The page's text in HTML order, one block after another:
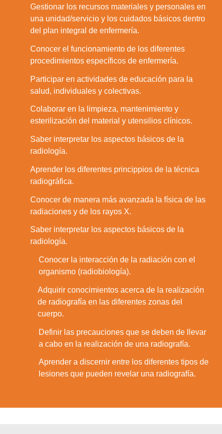
Gestionar los recursos materiales y personales en
una unidad/servicio y los cuidados básicos dentro
del plan integral de enfermería.
Conocer el funcionamiento de los diferentes
procedimientos específicos de enfermería.
Participar en actividades de educación para la
salud, individuales y colectivas.
Colaborar en la limpieza, mantenimiento y
esterilización del material y utensilios clínicos.
Saber interpretar los aspectos básicos de la
radiología.
Aprender los diferentes princippios de la técnica
radiográfica.
Conocer de manera más avanzada la física de las
radiaciones y de los rayos X.
Saber interpretar los aspectos básicos de la
radiología.
Conocer la interacción de la radiación con el
organismo (radiobiología).
Adquirir conocimientos acerca de la realización
de radiografía en las diferentes zonas del
cuerpo.
Definir las precauciones que se deben de llevar
a cabo en la realización de una radiografía.
Aprender a discernir entre los diferentes tipos de
lesiones que pueden revelar una radiografía.